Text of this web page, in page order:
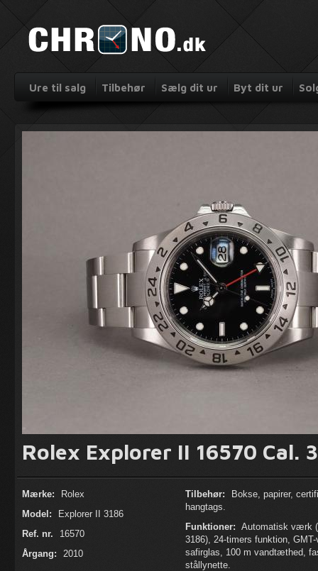
Ure til salg Tilbehør Sælg dit ur Byt dit ur
Rolex Explorer II 16570 Cal.
Mærke:
Rolex
Model:
Explorer II 3186
Ref. nr.
16570
Årgang:
2010
Tilbehør:
Bokse, papirer,
hangtags.
Funktioner: Automatisk værk
3186), 24-timers funktion, GMT-
safirglas, 100 m vandtæthed,
stållynette.